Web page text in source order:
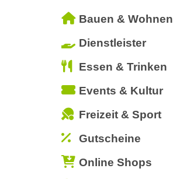
Bauen & Wohnen
Dienstleister
Essen & Trinken
Events & Kultur
Freizeit & Sport
Gutscheine
Online Shops